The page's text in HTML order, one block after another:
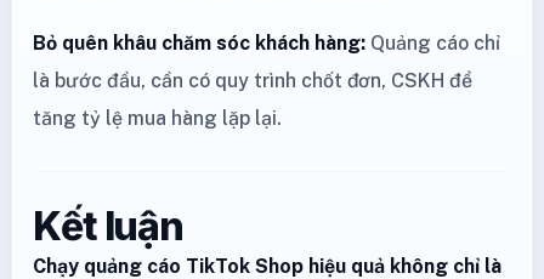
Bỏ quên khâu chăm sóc khách hàng: Quảng cáo chỉ
là bước đầu, cần có quy trình chốt đơn, CSKH để
tăng tỷ lệ mua hàng lặp lại.
Kết luận
Chạy quảng cáo TikTok Shop hiệu quả không chỉ là